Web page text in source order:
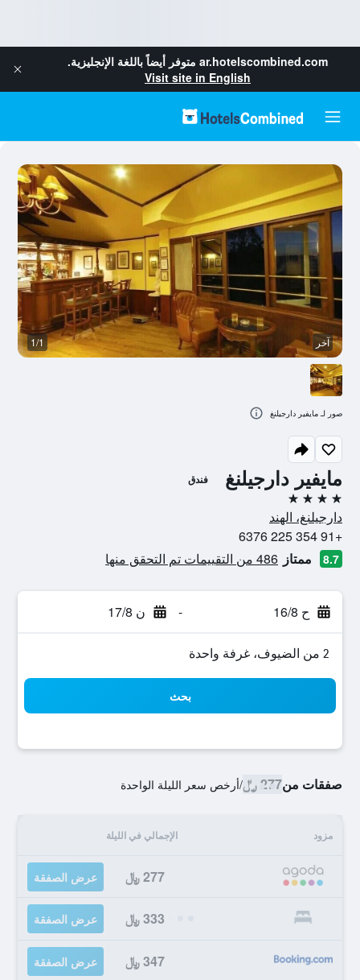
ar.hotelscombined.com متوفر أيضاً باللغة الإنجليزية.
Visit site in English
مايفير دارجيلنغ فندق
4 نجوم
دارجيلنغ، الهند
+91 354 225 6376
8.7 ممتاز 486 من التقييمات تم التحقق منها
ح 16/8 - ن 17/8
2 من الضيوف، غرفة واحدة
بحث
صفقات من277 ﷼ /أرخص سعر الليلة الواحدة
مزود الإجمالي في الليلة
277 ﷼ عرض الصفقة
333 ﷼ عرض الصفقة
347 ﷼ عرض الصفقة
آخر 1/1
صور لـ مايفير دارجيلنغ